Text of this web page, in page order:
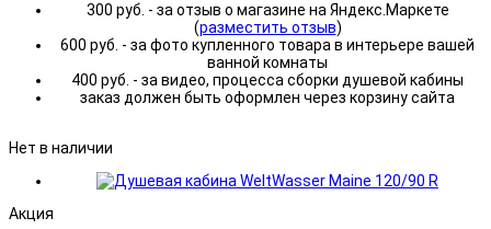
300 руб. - за отзыв о магазине на Яндекс.Маркете
(разместить отзыв)
600 руб. - за фото купленного товара в интерьере вашей
ванной комнаты
400 руб. - за видео, процесса сборки душевой кабины
заказ должен быть оформлен через корзину сайта
Нет в наличии
Акция